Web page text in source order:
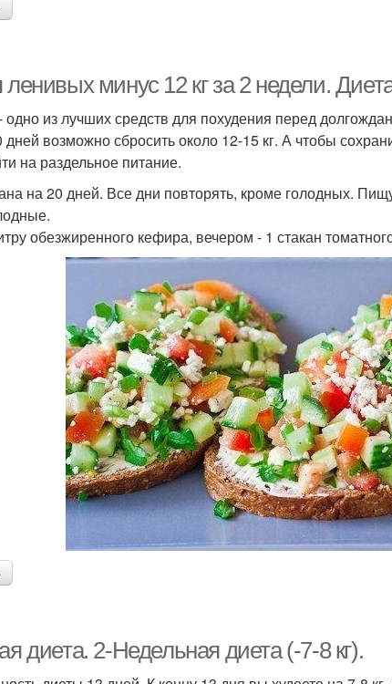
минус 12 кг за 2 недели.
одно из лучших средств для похудения перед
возможно сбросить около 12-15 кг. А чтобы
на раздельное питание.
на 20 дней. Все дни повторять, кроме голодных.
обезжиренного кефира, вечером - 1 стакан
диета. 2-Недельная диета (-7-8 кг).